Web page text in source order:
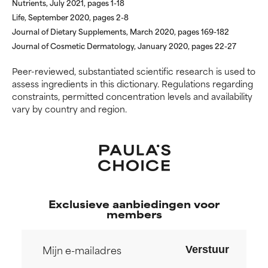
Life, September 2020, pages 2-8
Journal of Dietary Supplements, March 2020, pages 169-182
Journal of Cosmetic Dermatology, January 2020, pages 22-27
Peer-reviewed, substantiated scientific research is used to
assess ingredients in this dictionary. Regulations regarding
constraints, permitted concentration levels and availability
vary by country and region.
GEEN BEOORDELING
We hebben dit ingrediënt nog
niet beoordeeld omdat we het
hebben bekeken.
GEEN BEOORDELING
We hebben dit ingrediënt nog
niet beoordeeld omdat we het
hebben bekeken.
Exclusieve aanbiedingen voor
members
Verstuur